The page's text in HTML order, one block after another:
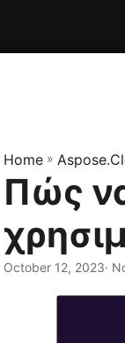
Home »
Πώς
October 12, 2023·